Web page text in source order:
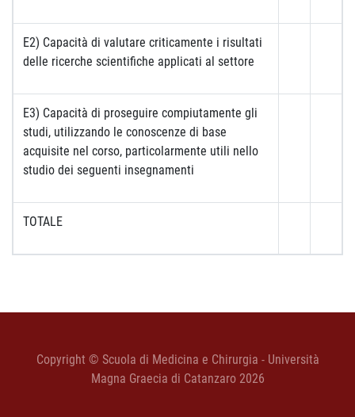
E2) Capacità di valutare criticamente i risultati
delle ricerche scientifiche applicati al settore
E3) Capacità di proseguire compiutamente gli
studi, utilizzando le conoscenze di base
acquisite nel corso, particolarmente utili nello
studio dei seguenti insegnamenti
TOTALE
Copyright © Scuola di Medicina e Chirurgia - Università
Magna Graecia di Catanzaro 2026